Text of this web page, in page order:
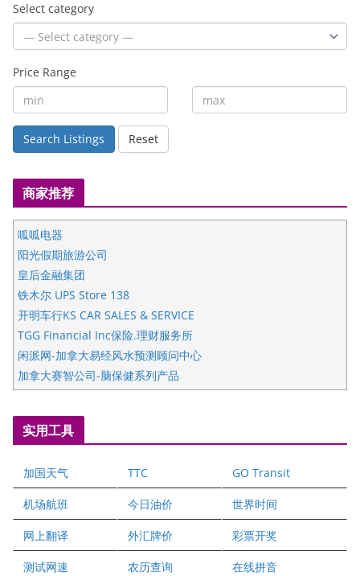
Select category
Price Range
Search Listings Reset
商家推荐
呱呱电器
阳光假期旅游公司
皇后金融集团
铁木尔 UPS Store 138
开明车行KS CAR SALES & SERVICE
TGG Financial Inc保险.理财服务所
闲派网-加拿大易经风水预测顾问中心
加拿大赛智公司-脑保健系列产品
国际注册执业营养师公会
爱德华连锁酒店万锦分店
健健宝公司
二十一世纪美联地产公司
全球趋势移民留学
盛达资本
实用工具
加国天气 TTC GO Transit
机场航班 今日油价 世界时间
网上翻译 外汇牌价 彩票开奖
测试网速 农历查询 在线拼音